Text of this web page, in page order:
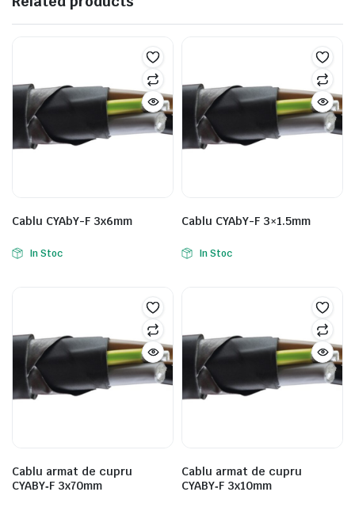
Cablu CYAbY-F 3x6mm
In Stoc
Cablu CYAbY-F 3×1.5mm
In Stoc
Cablu armat de cupru
CYABY‑F 3x70mm
Cablu armat de cupru
CYABY‑F 3x10mm